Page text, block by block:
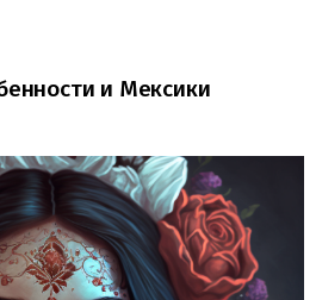
и Мексики